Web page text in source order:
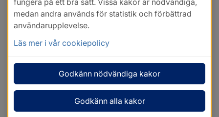
fungera på ett bra sätt. Vissa kakor är nödvändiga,
medan andra används för statistik och förbättrad
användarupplevelse.
Läs mer i vår cookiepolicy
Godkänn nödvändiga kakor
Godkänn alla kakor